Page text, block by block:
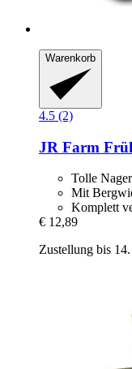
Warenkorb
4.5 (2)
JR Farm
Tolle
Mit
Komplett
€ 12,89
Zustellung bis